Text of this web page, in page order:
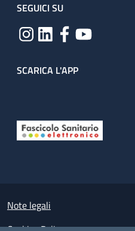
SEGUICI SU
SCARICA L'APP
Small prints
Note legali